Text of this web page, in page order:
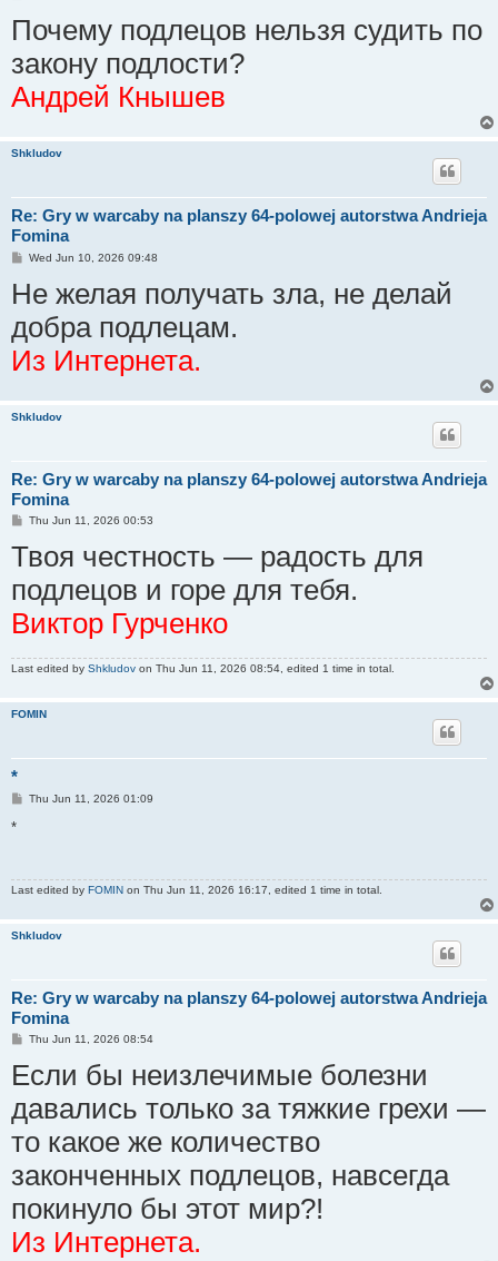
s
Почему подлецов нельзя судить по
закону подлости?
Андрей Кнышев
Shkludov
Re: Gry w warcaby na planszy 64-polowej autorstwa Andrieja
Fomina
P
s
t
Wed Jun 10, 2026 09:48
Не желая получать зла, не делай
добра подлецам.
Из Интернета.
Shkludov
Re: Gry w warcaby na planszy 64-polowej autorstwa Andrieja
Fomina
P
s
Thu Jun 11, 2026 00:53
Твоя честность — радость для
подлецов и горе для тебя.
Виктор Гурченко
Last edited by Shkludov on Thu Jun 11, 2026 08:54, edited 1 time in total.
FOMIN
*
PThu Jun 11, 2026 01:09
*
Last edited by FOMIN on Thu Jun 11, 2026 16:17, edited 1 time in total.
Shkludov
Re: Gry w warcaby na planszy 64-polowej autorstwa Andrieja
Fomina
P
s
t
Thu Jun 11, 2026 08:54
Если бы неизлечимые болезни
давались только за тяжкие грехи —
то какое же количество
законченных подлецов, навсегда
покинуло бы этот мир?!
Из Интернета.